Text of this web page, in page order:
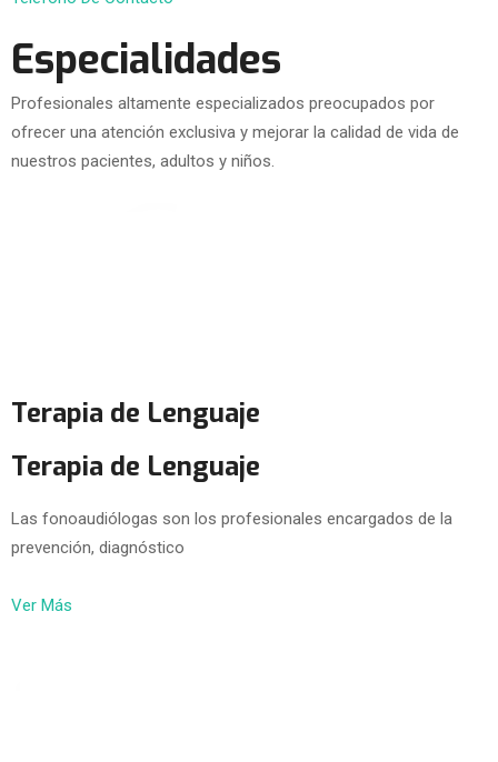
Especialidades
Profesionales altamente especializados preocupados por
ofrecer una atención exclusiva y mejorar la calidad de vida de
nuestros pacientes, adultos y niños.
Terapia de Lenguaje
Terapia de Lenguaje
Las fonoaudiólogas son los profesionales encargados de la
prevención, diagnóstico
Ver Más